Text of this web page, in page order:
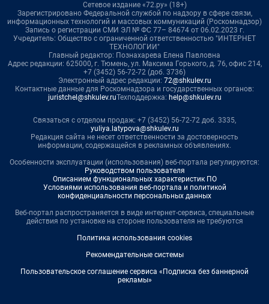
Сетевое издание «72.ру» (18+)
Зарегистрировано Федеральной службой по надзору в сфере связи,
информационных технологий и массовых коммуникаций (Роскомнадзор)
Запись о регистрации СМИ ЭЛ № ФС 77– 84674 от 06.02.2023 г.
Учредитель: Общество с ограниченной ответственностью "ИНТЕРНЕТ
ТЕХНОЛОГИИ"
Главный редактор: Познахарева Елена Павловна
Адрес редакции: 625000, г. Тюмень, ул. Максима Горького, д. 76, офис 214,
+7 (3452) 56-72-72 (доб. 3736)
Электронный адрес редакции: 72@shkulev.ru
Контактные данные для Роскомнадзора и государственных органов:
juristchel@shkulev.ruТехподдержка: help@shkulev.ru
Связаться с отделом продаж: +7 (3452) 56-72-72 доб. 3335,
yuliya.latypova@shkulev.ru
Редакция сайта не несет ответственности за достоверность
информации, содержащейся в рекламных объявлениях.
Особенности эксплуатации (использования) веб-портала регулируются:
Руководством пользователя
Описанием функциональных характеристик ПО
Условиями использования веб-портала и политикой
конфиденциальности персональных данных
Веб-портал распространяется в виде интернет-сервиса, специальные
действия по установке на стороне пользователя не требуются
Политика использования cookies
Рекомендательные системы
Пользовательское соглашение сервиса «Подписка без баннерной
рекламы»